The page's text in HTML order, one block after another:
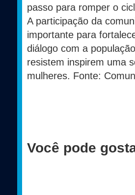
passo para romper o
A participação da
importante para
diálogo com a
resistem inspirem uma
mulheres. Fonte:
Você pode